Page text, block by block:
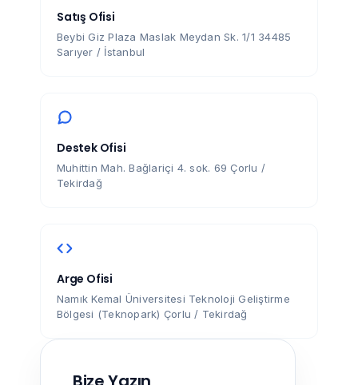
Satış Ofisi
Beybi Giz Plaza Maslak Meydan Sk. 1/1 34485
Sarıyer / İstanbul
Destek Ofisi
Muhittin Mah. Bağlariçi 4. sok. 69 Çorlu /
Tekirdağ
Arge Ofisi
Namık Kemal Üniversitesi Teknoloji Geliştirme
Bölgesi (Teknopark) Çorlu / Tekirdağ